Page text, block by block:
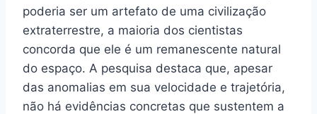
poderia ser um artefato de uma civilização
extraterrestre, a maioria dos cientistas
concorda que ele é um remanescente natural
do espaço. A pesquisa destaca que, apesar
das anomalias em sua velocidade e trajetória,
não há evidências concretas que sustentem a